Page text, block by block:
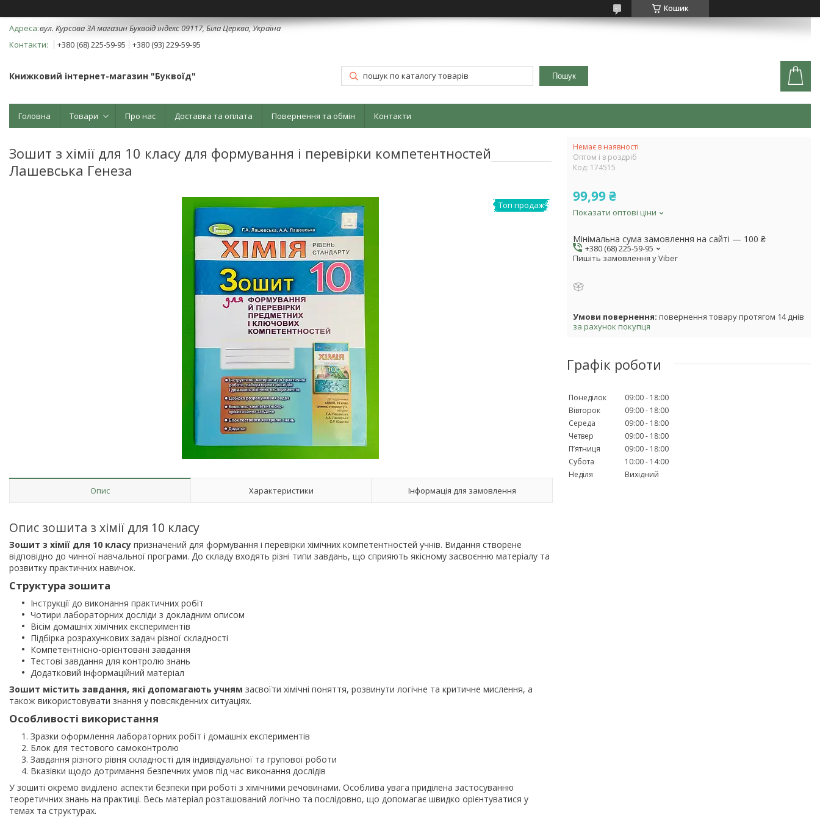
Кошик
вул. Курсова 3А магазин Буквоїд індекс 09117, Біла Церква, Україна
+380 (68) 225-59-95
+380 (93) 229-59-95
Книжковий інтернет-магазин "Буквоїд" Пошук
Головна Товари Про нас Доставка та оплата Повернення та обмін Контакти
Зошит з хімії для 10 класу для формування і перевірки компетентностей
Лашевська Генеза
Топ продаж
Опис Характеристики Інформація для замовлення
Опис зошита з хімії для 10 класу
Зошит з хімії для 10 класу призначений для формування і перевірки хімічних компетентностей учнів. Видання створене
відповідно до чинної навчальної програми. До складу входять різні типи завдань, що сприяють якісному засвоєнню матеріалу та
розвитку практичних навичок.
Структура зошита
Інструкції до виконання практичних робіт
Чотири лабораторних досліди з докладним описом
Вісім домашніх хімічних експериментів
Підбірка розрахункових задач різної складності
Компетентнісно-орієнтовані завдання
Тестові завдання для контролю знань
Додатковий інформаційний матеріал
Зошит містить завдання, які допомагають учням засвоїти хімічні поняття, розвинути логічне та критичне мислення, а
також використовувати знання у повсякденних ситуаціях.
Особливості використання
Зразки оформлення лабораторних робіт і домашніх експериментів
Блок для тестового самоконтролю
Завдання різного рівня складності для індивідуальної та групової роботи
Вказівки щодо дотримання безпечних умов під час виконання дослідів
У зошиті окремо виділено аспекти безпеки при роботі з хімічними речовинами. Особлива увага приділена застосуванню
теоретичних знань на практиці. Весь матеріал розташований логічно та послідовно, що допомагає швидко орієнтуватися у
темах та структурах.
Немає в наявності
Оптом і в роздріб
Код: 174515
99,99 ₴
Показати оптові ціни
Мінімальна сума замовлення на сайті — 100 ₴
+380 (68) 225-59-95
Пишіть замовлення у Viber
повернення товару протягом 14 днів
за рахунок покупця
Графік роботи
Понеділок 09:00
18:00
Вівторок
09:00
18:00
Середа
09:00
18:00
Четвер
09:00
18:00
Пʼятниця
09:00
18:00
Субота
10:00
14:00
Неділя
Вихідний